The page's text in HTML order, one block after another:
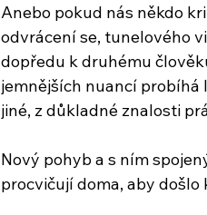
Anebo pokud nás někdo
odvrácení se, tunelového
dopředu k druhému
jemnějších nuancí probíhá
jiné, z důkladné znalosti
Nový pohyb a s ním
procvičují doma, aby